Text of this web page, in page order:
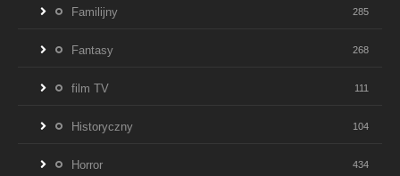
Familijny 285
Fantasy 268
film TV 111
Historyczny 104
Horror 434